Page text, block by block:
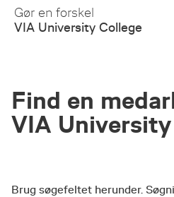
Skip
Main
Gør en forskel
VIA University College
Find en
VIA
Brug søgefeltet herunder.